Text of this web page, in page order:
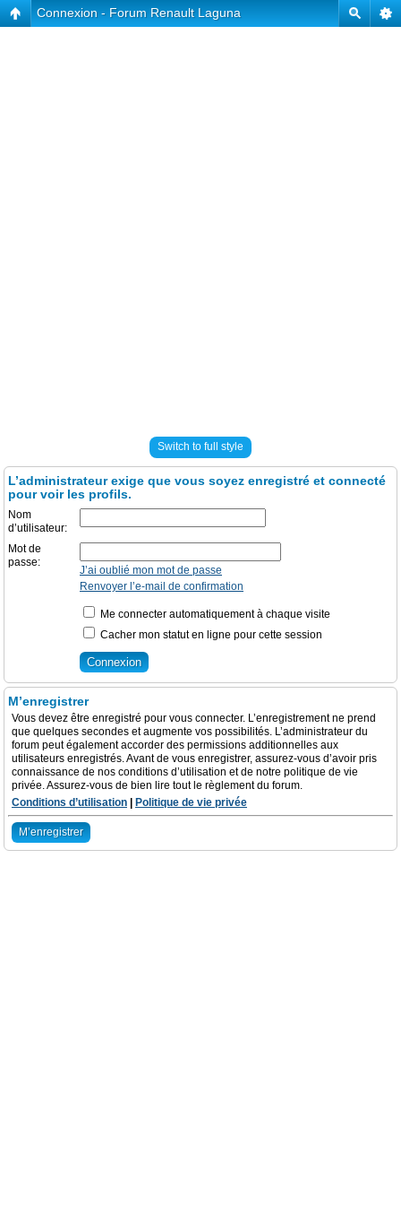
Connexion - Forum Renault Laguna
Switch to full style
L’administrateur exige que vous soyez enregistré et connecté
pour voir les profils.
Nom
d’utilisateur:
Mot de
passe:
J’ai oublié mon mot de passe
Renvoyer l’e-mail de confirmation
Me connecter automatiquement à chaque visite
Cacher mon statut en ligne pour cette session
M’enregistrer
Vous devez être enregistré pour vous connecter. L’enregistrement ne prend
que quelques secondes et augmente vos possibilités. L’administrateur du
forum peut également accorder des permissions additionnelles aux
utilisateurs enregistrés. Avant de vous enregistrer, assurez-vous d’avoir pris
connaissance de nos conditions d’utilisation et de notre politique de vie
privée. Assurez-vous de bien lire tout le règlement du forum.
Conditions d’utilisation
Politique de vie privée
M’enregistrer